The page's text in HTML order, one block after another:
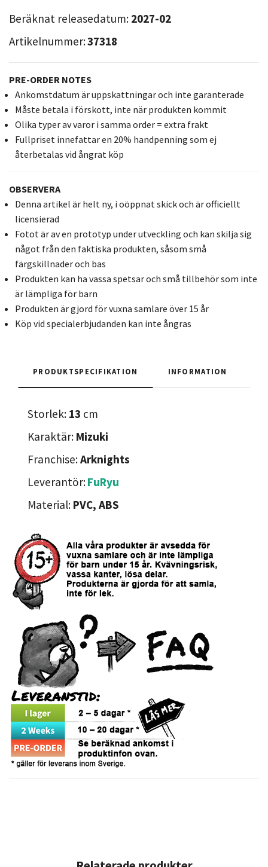
Beräknat releasedatum: 2027-02
Artikelnummer:37318
PRE-ORDER NOTES
Ankomstdatum är uppskattningar och inte garanterade
Måste betala i förskott, inte när produkten kommit
Olika typer av varor i samma order = extra frakt
Fullpriset innefattar en 20% handpenning som ej
återbetalas vid ångrat köp
OBSERVERA
Denna artikel är helt ny, i oöppnat skick och är officiellt
licensierad
Fotot är av en prototyp under utveckling och kan skilja sig
något från den faktiska produkten, såsom små
färgskillnader och bas
Produkten kan ha vassa spetsar och små tillbehör som inte
är lämpliga för barn
Produkten är gjord för vuxna samlare över 15 år
Köp vid specialerbjudanden kan inte ångras
PRODUKTSPECIFIKATION INFORMATION
Storlek: 13 cm
Karaktär: Mizuki
Franchise:Arknights
Leverantör:FuRyu
Material: PVC, ABS